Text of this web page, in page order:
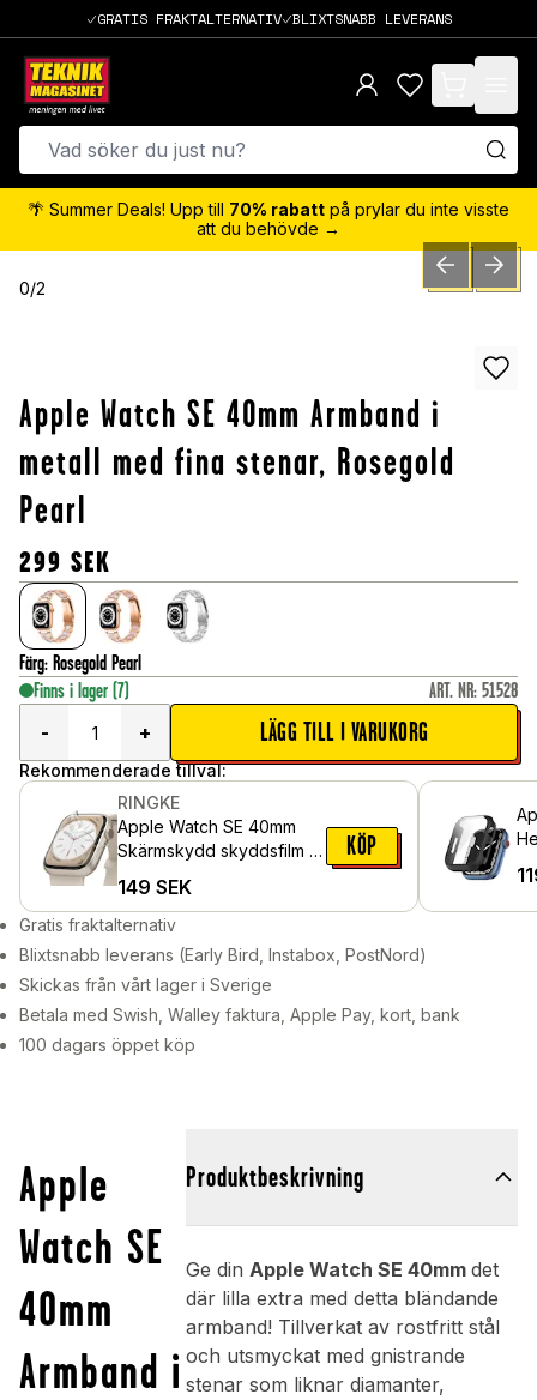
GRATIS FRAKTALTERNATIV BLIXTSNABB LEVERANS
items in cart,
🌴 Summer Deals! Upp till 70% rabatt på prylar du inte visste
att du behövde →
0/2 PREVIOUSNEXT
Apple Watch SE 40mm Armband i
metall med fina stenar, Rosegold
Pearl
299 SEK
Färg: Rosegold Pearl
Finns i lager (7) ART. NR: 51528
-
+ LÄGG TILL I VARUKORG
Rekommenderade tillval:
RINGKE
Apple Watch SE 40mm
Skärmskydd skyddsfilm -
149 SEK
KÖP
Gratis fraktalternativ
Blixtsnabb leverans (Early Bird, Instabox, PostNord)
Skickas från vårt lager i Sverige
Betala med Swish, Walley faktura, Apple Pay, kort, bank
100 dagars öppet köp
Apple
Watch SE
40mm
Armband i
Produktbeskrivning
Ge din Apple Watch SE 40mm det
där lilla extra med detta bländande
armband! Tillverkat av rostfritt stål
och utsmyckat med gnistrande
stenar som liknar diamanter,